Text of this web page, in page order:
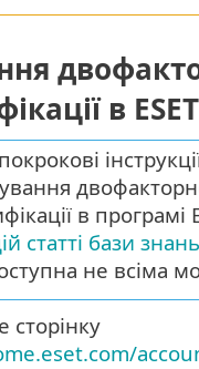
в
в програмі
статті бази знань
не всіма
сторінку